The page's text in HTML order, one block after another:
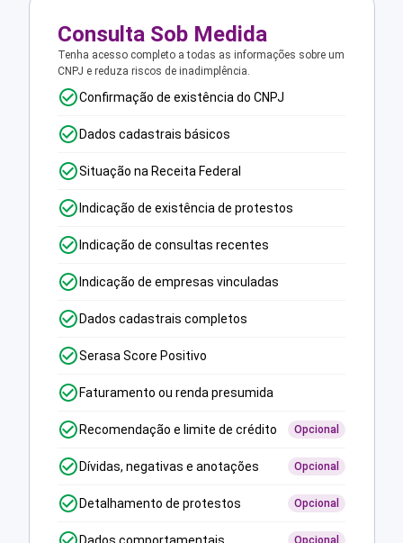
Consulta Sob Medida
Tenha acesso completo a todas as informações sobre um
CNPJ e reduza riscos de inadimplência.
Confirmação de existência do CNPJ
Dados cadastrais básicos
Situação na Receita Federal
Indicação de existência de protestos
Indicação de consultas recentes
Indicação de empresas vinculadas
Dados cadastrais completos
Serasa Score Positivo
Faturamento ou renda presumida
Recomendação e limite de crédito Opcional
Dívidas, negativas e anotações Opcional
Detalhamento de protestos Opcional